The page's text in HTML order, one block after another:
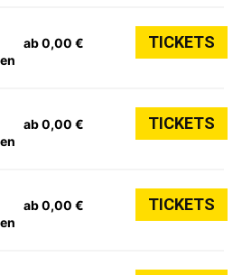
ab 0,00 € TICKETS
ab 0,00 € TICKETS
ab 0,00 € TICKETS